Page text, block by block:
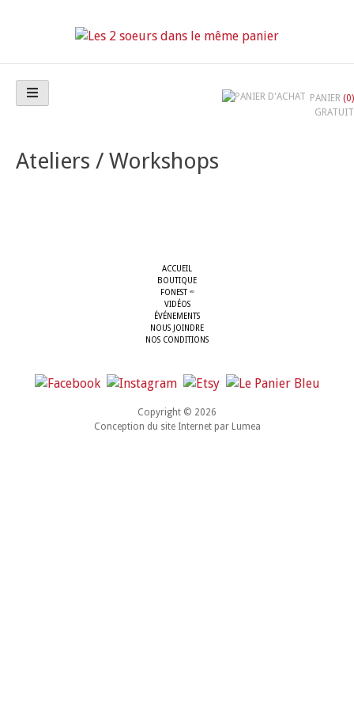
PANIER (0)
GRATUIT
Ateliers / Workshops
ACCUEIL
BOUTIQUE
FONEST
MD
VIDÉOS
ÉVÉNEMENTS
NOUS JOINDRE
NOS CONDITIONS
Copyright © 2026
Conception du site Internet par Lumea